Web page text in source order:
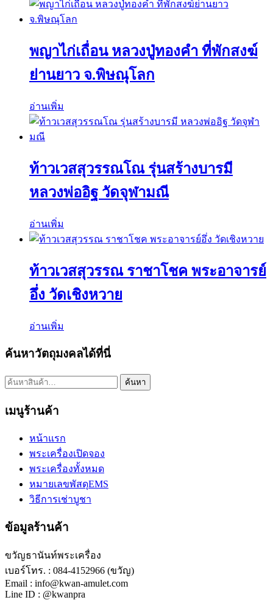
พญาไก่เถื่อน หลวงปู่ทองคำ ที่พักสงฆ์
ย่านยาว จ.พิษณุโลก
อ่านเพิ่ม
ท้าวเวสสุวรรณโณ รุ่นสร้างบารมี
หลวงพ่ออิฐ วัดจุฬามณี
อ่านเพิ่ม
ท้าวเวสสุวรรณ ราชาโชค พระอาจารย์
อึ่ง วัดเชิงหวาย
อ่านเพิ่ม
ค้นหาวัตถุมงคลได้ที่นี่
ค้นหา: ค้นหา
เมนูร้านค้า
หน้าแรก
พระเครื่องเปิดจอง
พระเครื่องทั้งหมด
หมายเลขพัสดุEMS
วิธีการเช่าบูชา
ข้อมูลร้านค้า
ขวัญธานันท์พระเครื่อง
เบอร์โทร. : 084-4152966 (ขวัญ)
Email : info@kwan-amulet.com
Line ID : @kwanpra